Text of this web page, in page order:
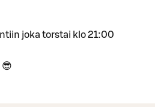
joka torstai klo 21:00